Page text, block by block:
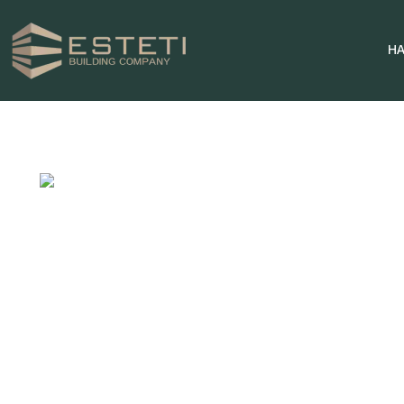
ЗА НАС